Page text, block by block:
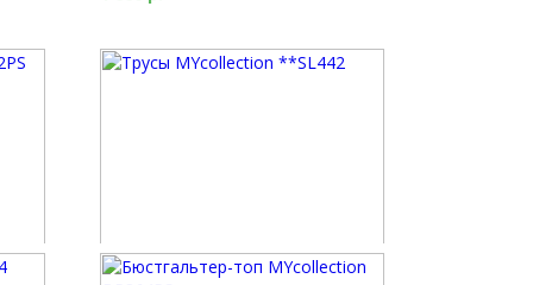
Трусы MYcollection **SL442